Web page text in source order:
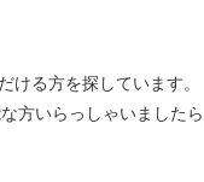
る方を探しています。
方いらっしゃいました